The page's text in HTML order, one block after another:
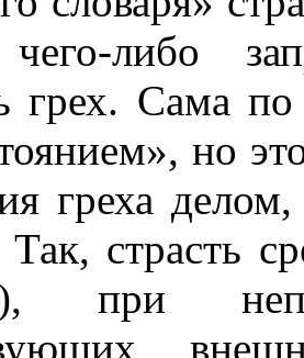
либо
грех. Сама
но
греха
Так, страсть
при